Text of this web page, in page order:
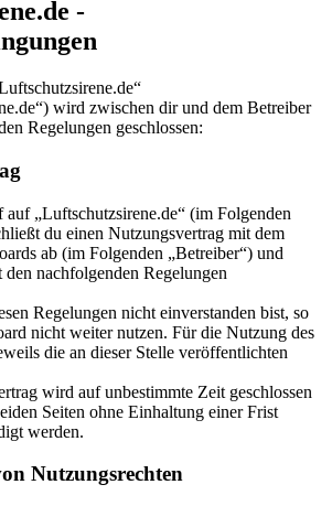
-
wird zwischen dir und dem Betreiber
Regelungen geschlossen:
„Luftschutzsirene.de“ (im Folgenden
du einen Nutzungsvertrag mit dem
ab (im Folgenden „Betreiber“) und
nachfolgenden Regelungen
Regelungen nicht einverstanden bist, so
nicht weiter nutzen. Für die Nutzung des
die an dieser Stelle veröffentlichten
wird auf unbestimmte Zeit geschlossen
Seiten ohne Einhaltung einer Frist
werden.
Nutzungsrechten